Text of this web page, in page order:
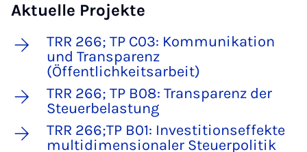
Aktuelle Projekte
TRR 266; TP C03: Kommunikation
und Transparenz
(Öffentlichkeitsarbeit)
TRR 266; TP B08: Transparenz der
Steuerbelastung
TRR 266;TP B01: Investitionseffekte
multidimensionaler Steuerpolitik